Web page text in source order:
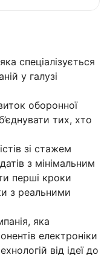
спеціалізується
у галузі
оборонної
тих, хто
зі стажем
з мінімальним
перші кроки
з реальними
яка
електроніки
від ідеї до